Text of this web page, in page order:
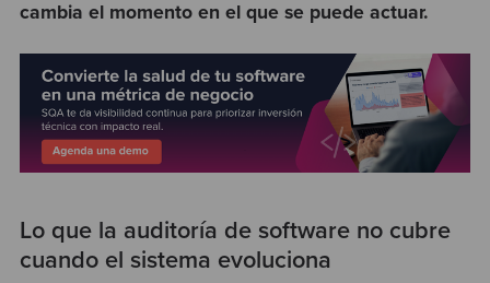
cambia el momento en el que se puede actuar.
Lo que la auditoría de software no cubre
cuando el sistema evoluciona